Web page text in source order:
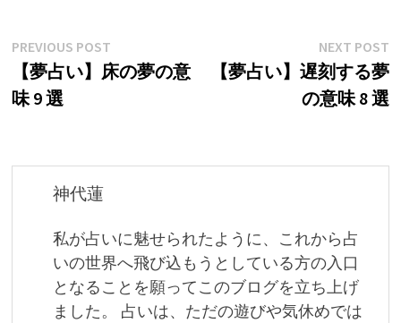
投
稿
ナ
PREVIOUS POSTPrevious
post:
【夢占い】床の夢の意
味 9 選
NEXT POST
【夢占い】遅刻する夢
の意味 8 選
神代蓮
私が占いに魅せられたように、これから占
いの世界へ飛び込もうとしている方の入口
となることを願ってこのブログを立ち上げ
ました。 占いは、ただの遊びや気休めでは